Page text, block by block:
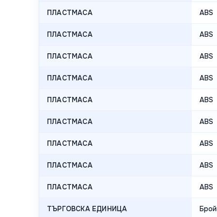
ПЛАСТМАСА ABS
ПЛАСТМАСА ABS
ПЛАСТМАСА ABS
ПЛАСТМАСА ABS
ПЛАСТМАСА ABS
ПЛАСТМАСА ABS
ПЛАСТМАСА ABS
ПЛАСТМАСА ABS
ПЛАСТМАСА ABS
ТЪРГОВСКА ЕДИНИЦА